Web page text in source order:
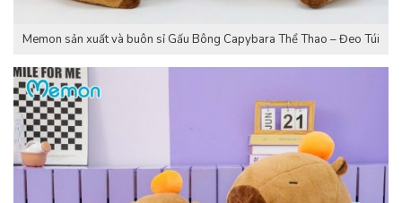
Memon sản xuất và buôn sỉ Gấu Bông Capybara Thể Thao – Đeo Túi